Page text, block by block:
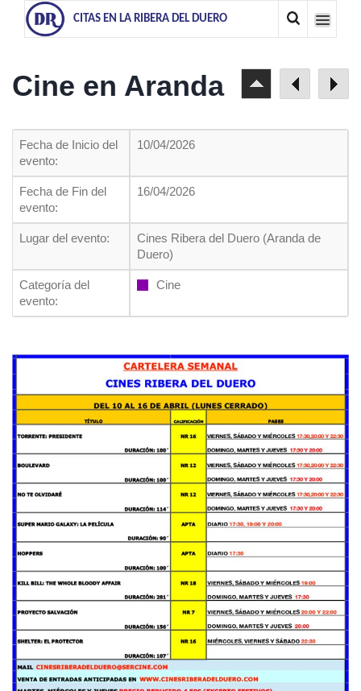
CITAS EN LA RIBERA DEL DUERO
Cine en Aranda
Fecha de Inicio del
evento:
10/04/2026
Fecha de Fin del
evento:
16/04/2026
Lugar del evento:
Cines Ribera del Duero (Aranda de
Duero)
Categoría del
evento:
Cine